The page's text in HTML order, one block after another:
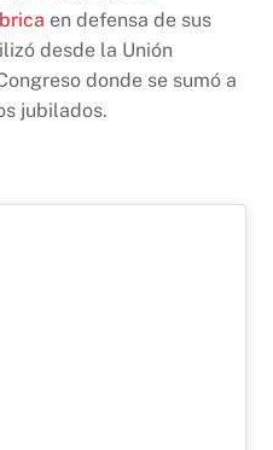
en defensa de sus
desde la Unión
donde se sumó a
jubilados.